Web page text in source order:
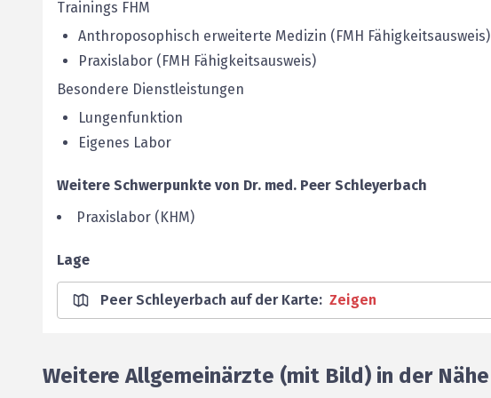
Trainings FHM
Anthroposophisch erweiterte Medizin (FMH Fähigkeitsausweis)
Praxislabor (FMH Fähigkeitsausweis)
Besondere Dienstleistungen
Lungenfunktion
Eigenes Labor
Weitere Schwerpunkte von Dr. med. Peer Schleyerbach
Praxislabor (KHM)
Lage
Peer Schleyerbach auf der Karte: Zeigen
Weitere Allgemeinärzte (mit Bild) in der Nähe